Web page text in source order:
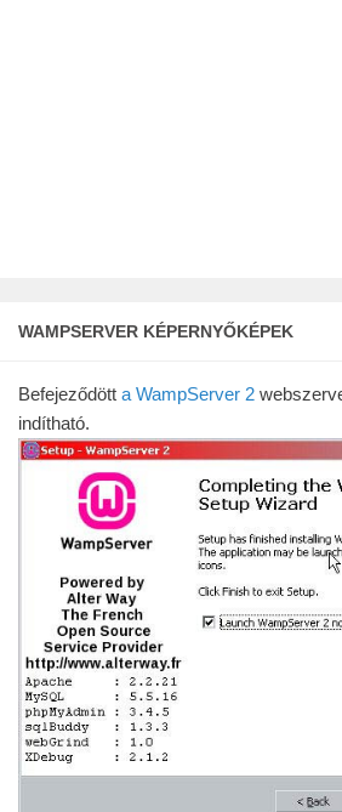
WAMPSERVER KÉPERNYŐKÉPEK
Befejeződött a WampServer 2
indítható.